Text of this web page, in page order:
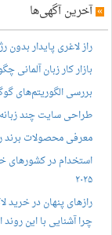
»آخرین آگهی‌ها
راز لاغری پایدار
بازار کار زبان آلمانی
بررسی الگوریتم‌های
طراحی سایت چند
معرفی محصولات برند
استخدام در کشورهای
۲۰۲۵
رازهای پنهان در خرید
چرا آشنایی با این